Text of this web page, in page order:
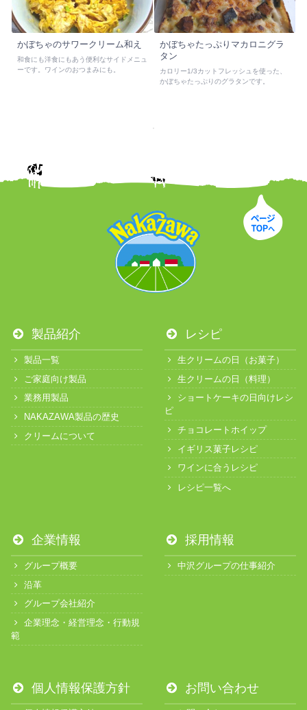
かぼちゃのサワークリーム和え
和食にも洋食にもあう便利なサイドメニュ
ーです。ワインのおつまみにも。
かぼちゃたっぷりマカロニグラ
タン
カロリー1/3カットフレッシュを使った、
かぼちゃたっぷりのグラタンです。
製品紹介
製品一覧
ご家庭向け製品
業務用製品
NAKAZAWA製品の歴史
クリームについて
レシピ
生クリームの日（お菓子）
生クリームの日（料理）
ショートケーキの日向けレシ
ピ
チョコレートホイップ
イギリス菓子レシピ
ワインに合うレシピ
レシピ一覧へ
企業情報
グループ概要
沿革
グループ会社紹介
企業理念・経営理念・行動規
範
採用情報
中沢グループの仕事紹介
個人情報保護方針 お問い合わせ